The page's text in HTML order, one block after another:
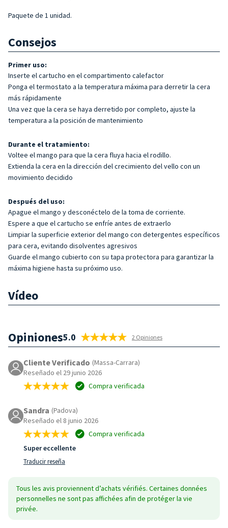
Paquete de 1 unidad.
Consejos
Primer uso:
Inserte el cartucho en el compartimento calefactor
Ponga el termostato a la temperatura máxima para derretir la cera
más rápidamente
Una vez que la cera se haya derretido por completo, ajuste la
temperatura a la posición de mantenimiento
Durante el tratamiento:
Voltee el mango para que la cera fluya hacia el rodillo.
Extienda la cera en la dirección del crecimiento del vello con un
movimiento decidido
Después del uso:
Apague el mango y desconéctelo de la toma de corriente.
Espere a que el cartucho se enfríe antes de extraerlo
Limpiar la superficie exterior del mango con detergentes específicos
para cera, evitando disolventes agresivos
Guarde el mango cubierto con su tapa protectora para garantizar la
máxima higiene hasta su próximo uso.
Vídeo
Opiniones5.0 2 Opiniones
Cliente Verificado (Massa-Carrara)
Reseñado el 29 junio 2026
Compra verificada
Sandra (Padova)
Reseñado el 8 junio 2026
Compra verificada
Super eccellente
Traducir reseña
Tous les avis proviennent d’achats vérifiés. Certaines données
personnelles ne sont pas affichées afin de protéger la vie
privée.